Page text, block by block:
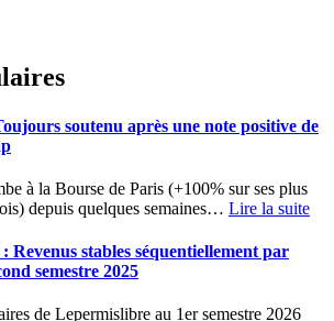
soutenu après une note positive de
à la Bourse de Paris (+100% sur ses plus
depuis quelques semaines… Lire la suite
Revenus stables séquentiellement par
semestre 2025
de Lepermislibre au 1er semestre 2026